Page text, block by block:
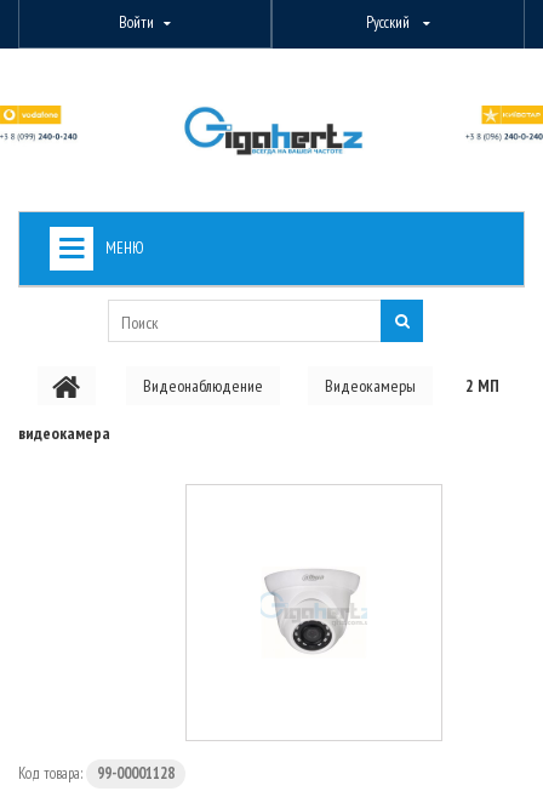
Войти Русский
МЕНЮ
PON ОБОРУДОВАНИЕ
Видеонаблюдение Видеокамеры 2 МП
видеокамера
Код товара: 99-00001128